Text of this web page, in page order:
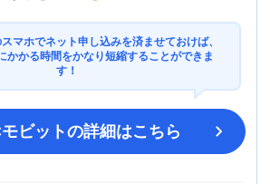
マホでネット申し込みを済ませておけば、
かかる時間をかなり短縮することができま
す！
ビットの詳細はこちら